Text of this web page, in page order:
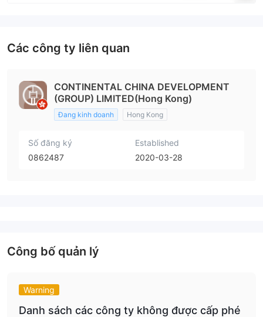
Các công ty liên quan
CONTINENTAL CHINA DEVELOPMENT
(GROUP) LIMITED(Hong Kong)
Đang kinh doanh Hong Kong
Số đăng ký
0862487
Established
2020-03-28
Công bố quản lý
Warning
Danh sách các công ty không được cấp phé